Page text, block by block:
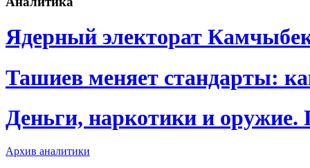
Ядерный электорат
Ташиев меняет стандарты:
Деньги, наркотики и
Архив аналитики